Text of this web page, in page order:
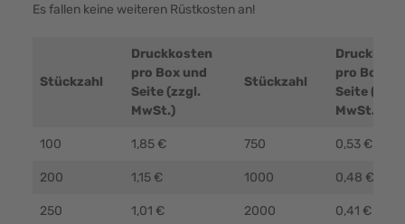
Es fallen keine weiteren Rüstkosten an!
Stückzahl
Druckkosten
pro Box und
Seite (zzgl.
MwSt.)
Stückzahl
pro Box
Seite (zzgl.
MwSt.)
100 1,85 € 750 0,53 €
200 1,15 € 1000 0,48 €
250 1,01 € 2000 0,41 €